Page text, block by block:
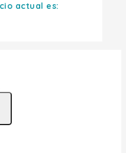
actual es: